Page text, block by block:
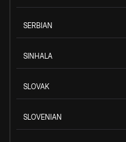
SERBIAN
SINHALA
SLOVAK
SLOVENIAN